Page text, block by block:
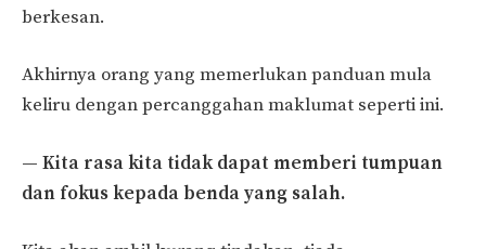
berkesan.
Akhirnya orang yang memerlukan panduan mula
keliru dengan percanggahan maklumat seperti ini.
— Kita rasa kita tidak dapat memberi tumpuan
dan fokus kepada benda yang salah.